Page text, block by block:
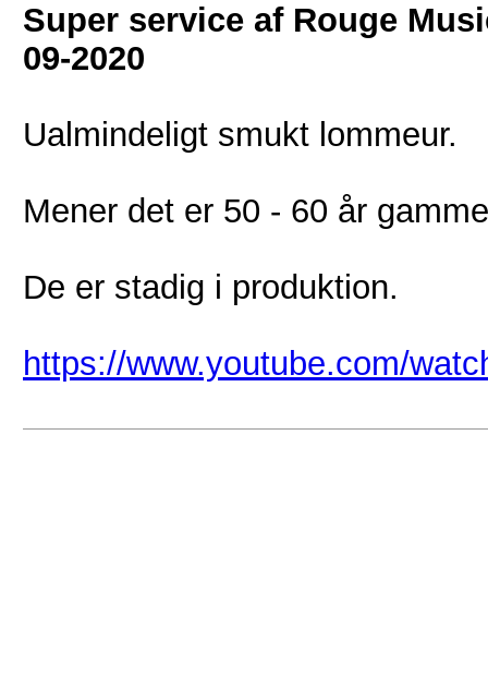
Super service af Rouge
09-2020
Ualmindeligt smukt lommeur.
Mener det er 50 - 60 år
De er stadig i produktion.
https://www.youtube.com/